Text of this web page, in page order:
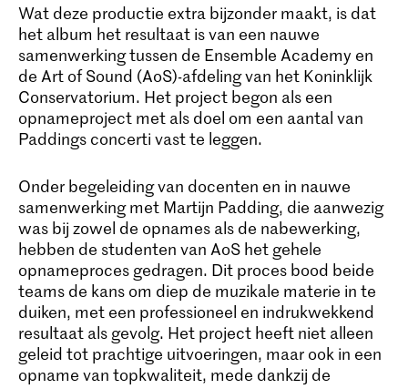
Wat deze productie extra bijzonder maakt, is dat
het album het resultaat is van een nauwe
samenwerking tussen de Ensemble Academy en
de Art of Sound (AoS)-afdeling van het Koninklijk
Conservatorium. Het project begon als een
opnameproject met als doel om een aantal van
Paddings concerti vast te leggen.
Onder begeleiding van docenten en in nauwe
samenwerking met Martijn Padding, die aanwezig
was bij zowel de opnames als de nabewerking,
hebben de studenten van AoS het gehele
opnameproces gedragen. Dit proces bood beide
teams de kans om diep de muzikale materie in te
duiken, met een professioneel en indrukwekkend
resultaat als gevolg. Het project heeft niet alleen
geleid tot prachtige uitvoeringen, maar ook in een
opname van topkwaliteit, mede dankzij de